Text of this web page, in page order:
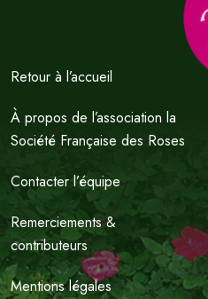
Retour à l’accueil
À propos de l’association la
Société Française des Roses
Contacter l’équipe
Remerciements &
contributeurs
Mentions légales